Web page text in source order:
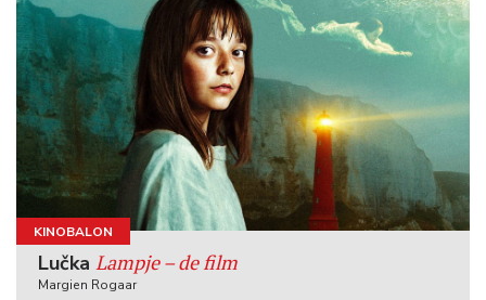
KINOBALON
Lučka Lampje – de film
Margien Rogaar